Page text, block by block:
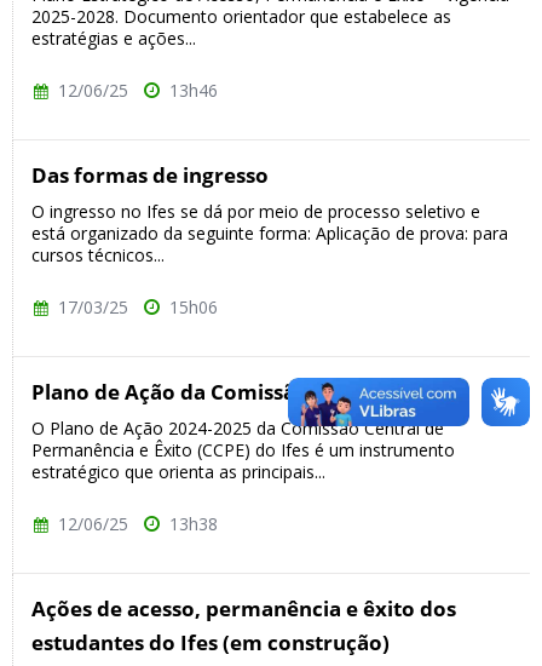
2025-2028. Documento orientador que estabelece as
estratégias e ações...
12/06/25 13h46
Das formas de ingresso
O ingresso no Ifes se dá por meio de processo seletivo e
está organizado da seguinte forma: Aplicação de prova: para
cursos técnicos...
17/03/25 15h06
Plano de Ação da Comissão Central - 2025
O Plano de Ação 2024-2025 da Comissão Central de
Permanência e Êxito (CCPE) do Ifes é um instrumento
estratégico que orienta as principais...
12/06/25 13h38
Ações de acesso, permanência e êxito dos
estudantes do Ifes (em construção)